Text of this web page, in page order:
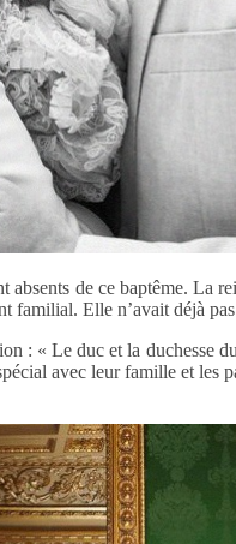
de ce baptême. La
familial. Elle n’avait déjà
: « Le duc et la duchesse
avec leur famille et les